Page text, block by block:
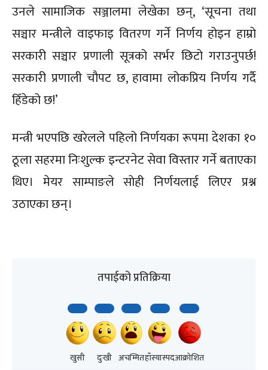
उनले सामाजिक सञ्जालमा लेखेका छन्, ‘सूचना तथा
सञ्चार मन्त्रीले वाइफाइ वितरण गर्ने निर्णय होइन हाम्रो
सरकारी सञ्चार प्रणाली सूत्रको सर्भर छिटो गराउनुपर्छ!
सरकारी प्रणाली चौपट छ, हावामा लोकप्रिय निर्णय गर्दै
हिँडेको छ!’
मन्त्री भएपछि खरेलले पहिलो निर्णयका रूपमा देशका १०
ठूला सहरमा निःशुल्क इन्टरनेट सेवा विस्तार गर्ने बताएका
थिए। मेयर साम्पाङले सोही निर्णयलाई लिएर प्रश्न
उठाएका छन्।
तपाईको प्रतिक्रिया
खुसी दुःखी अचम्मितहाँस्यास्पदआक्रोशित